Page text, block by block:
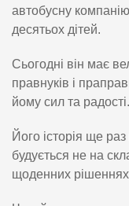
автобусну
десятьох дітей.
Сьогодні він має
правнуків і
йому сил та радості.
Його історія ще
будується не на
щоденних